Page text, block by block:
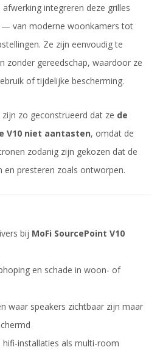
integreren deze grilles
van moderne woonkamers tot
Ze zijn eenvoudig te
zonder gereedschap, waardoor ze
of tijdelijke bescherming.
zo geconstrueerd dat ze de
V10 niet aantasten, omdat de
zodanig zijn gekozen dat de
en presteren zoals ontworpen.
bij MoFi SourcePoint V10
en schade in woon- of
waar speakers zichtbaar zijn maar
hifi-installaties als multi-room